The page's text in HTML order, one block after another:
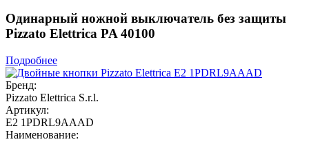
Одинарный ножной выключатель без защиты
Pizzato Elettrica PA 40100
Подробнее
Бренд:
Pizzato Elettrica S.r.l.
Артикул:
E2 1PDRL9AAAD
Наименование: